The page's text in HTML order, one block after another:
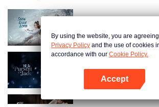
Tuyết Ưng Lĩnh Chủ
Trục Ngọc (Bản Tiếng
By using the website, you are
Privacy Policy and the use of cookies
accordance with our Cookie Policy.
Accept